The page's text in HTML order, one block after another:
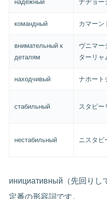
надёжный ナヂョー
командный カマーン
внимательный к
деталям
ヴニマー
ターリャ
находчивый ナホート
стабильный スタビー
нестабильный ニスタビ
инициативный（先回りし
定番の形容詞です。